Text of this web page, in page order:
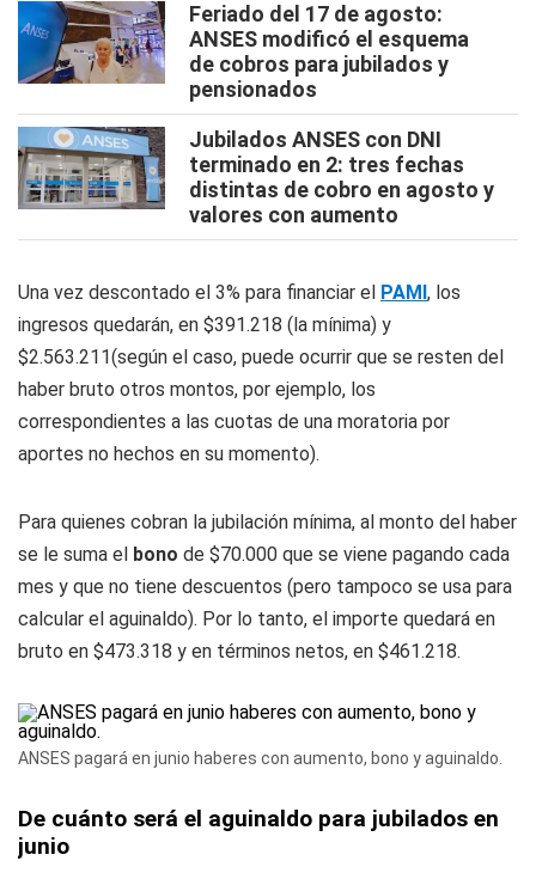
Feriado del 17 de agosto:
ANSES modificó el esquema
de cobros para jubilados y
pensionados
Jubilados ANSES con DNI
terminado en 2: tres fechas
distintas de cobro en agosto y
valores con aumento
Una vez descontado el 3% para financiar el PAMI, los
ingresos quedarán, en $391.218 (la mínima) y
$2.563.211(según el caso, puede ocurrir que se resten del
haber bruto otros montos, por ejemplo, los
correspondientes a las cuotas de una moratoria por
aportes no hechos en su momento).
Para quienes cobran la jubilación mínima, al monto del haber
se le suma el bono de $70.000 que se viene pagando cada
mes y que no tiene descuentos (pero tampoco se usa para
calcular el aguinaldo). Por lo tanto, el importe quedará en
bruto en $473.318 y en términos netos, en $461.218.
ANSES pagará en junio haberes con aumento, bono y aguinaldo.
De cuánto será el aguinaldo para jubilados en
junio